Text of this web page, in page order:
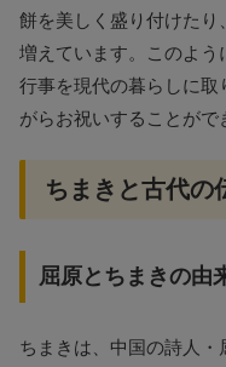
餅を美しく盛り付けたり
増えています。このよ
行事を現代の暮らしに
がらお祝いすることがで
ちまきと古代の
屈原とちまきの由
ちまきは、中国の詩人